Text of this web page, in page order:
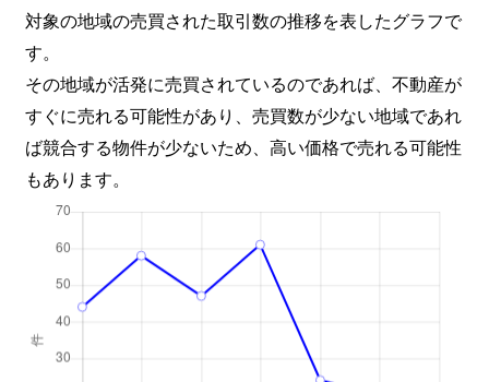
対象の地域の売買された取引数の推移を表したグラフで
す。
その地域が活発に売買されているのであれば、不動産が
すぐに売れる可能性があり、売買数が少ない地域であれ
ば競合する物件が少ないため、高い価格で売れる可能性
もあります。